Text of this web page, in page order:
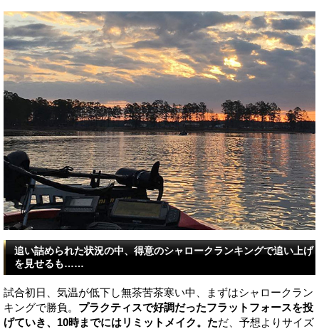
追い詰められた状況の中、得意のシャロークランキングで追い上げ
を見せるも……
試合初日、気温が低下し無茶苦茶寒い中、まずはシャロークラン
キングで勝負。 プラクティスで好調だったフラットフォースを投
げていき、10時までにはリミットメイク。ただ、予想よりサイズ